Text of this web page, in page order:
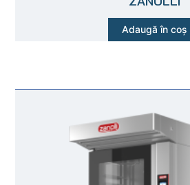
Adaugă în coș